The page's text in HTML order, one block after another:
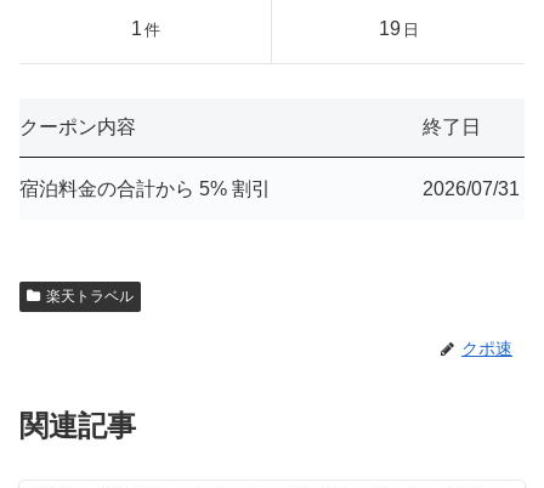
1 件
19 日
クーポン内容 終了日
宿泊料金の合計から 5% 割引 2026/07/31
楽天トラベル
クポ速
関連記事